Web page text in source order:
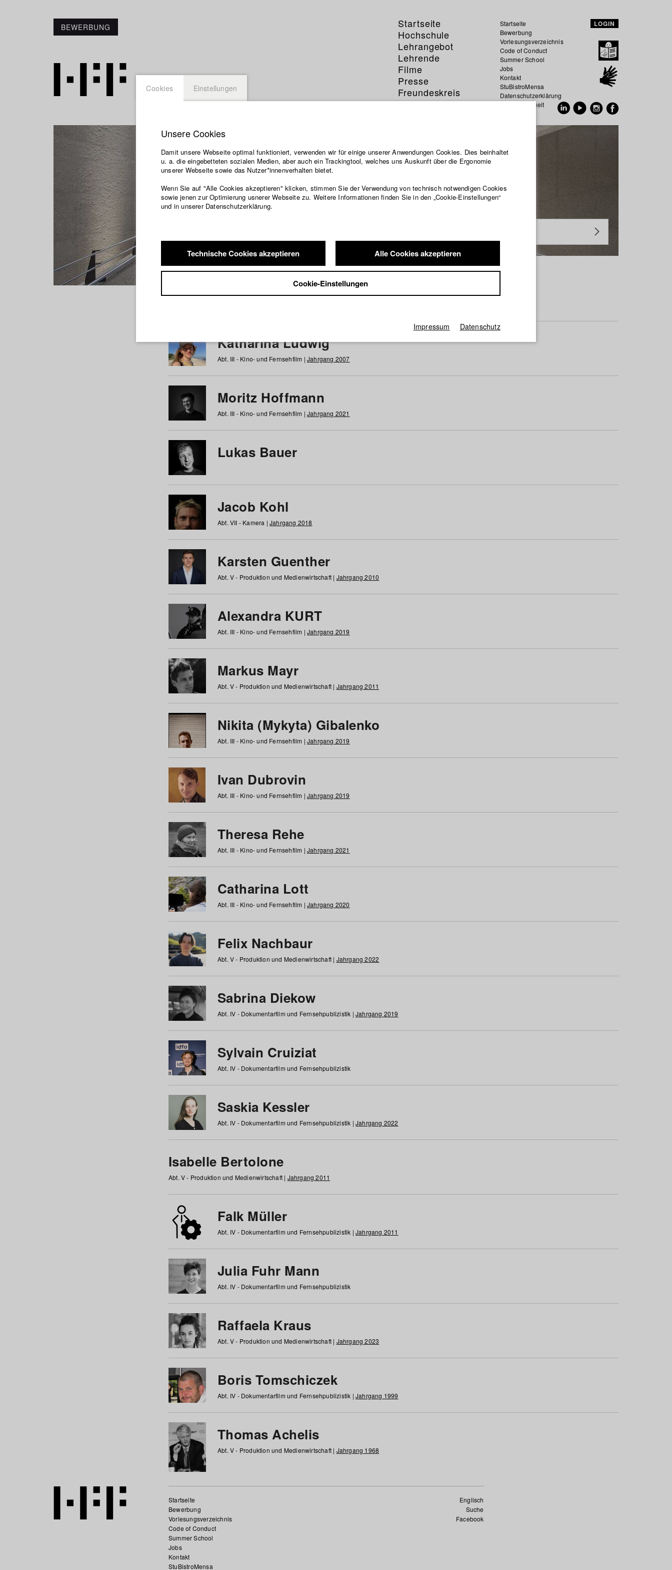
BEWERBUNG
Startseite
Hochschule
Lehrangebot
Lehrende
Filme
Presse
Freundeskreis
Service
Startseite
Bewerbung
Vorlesungsverzeichnis
Code of Conduct
Summer School
Jobs
Kontakt
StuBistroMensa
Datenschutzerklärung
Datensicherheit
LOGIN
Studierende / Alumni
a b c d e f g h i j k l m n o p q r s t u v w x y z Alle
Katharina Ludwig
Abt. III - Kino- und Fernsehfilm | Jahrgang 2007
Moritz Hoffmann
Abt. III - Kino- und Fernsehfilm | Jahrgang 2021
Lukas Bauer
Jacob Kohl
Abt. VII - Kamera | Jahrgang 2018
Karsten Guenther
Abt. V - Produktion und Medienwirtschaft | Jahrgang 2010
Alexandra KURT
Abt. III - Kino- und Fernsehfilm | Jahrgang 2019
Markus Mayr
Abt. V - Produktion und Medienwirtschaft | Jahrgang 2011
Nikita (Mykyta) Gibalenko
Abt. III - Kino- und Fernsehfilm | Jahrgang 2019
Ivan Dubrovin
Abt. III - Kino- und Fernsehfilm | Jahrgang 2019
Theresa Rehe
Abt. III - Kino- und Fernsehfilm | Jahrgang 2021
Catharina Lott
Abt. III - Kino- und Fernsehfilm | Jahrgang 2020
Felix Nachbaur
Abt. V - Produktion und Medienwirtschaft | Jahrgang 2022
Sabrina Diekow
Abt. IV - Dokumentarfilm und Fernsehpublizistik | Jahrgang 2019
Sylvain Cruiziat
Abt. IV - Dokumentarfilm und Fernsehpublizistik
Saskia Kessler
Abt. IV - Dokumentarfilm und Fernsehpublizistik | Jahrgang 2022
Isabelle Bertolone
Abt. V - Produktion und Medienwirtschaft | Jahrgang 2011
Falk Müller
Abt. IV - Dokumentarfilm und Fernsehpublizistik | Jahrgang 2011
Julia Fuhr Mann
Abt. IV - Dokumentarfilm und Fernsehpublizistik
Raffaela Kraus
Abt. V - Produktion und Medienwirtschaft | Jahrgang 2023
Boris Tomschiczek
Abt. IV - Dokumentarfilm und Fernsehpublizistik | Jahrgang 1999
Thomas Achelis
Abt. V - Produktion und Medienwirtschaft | Jahrgang 1968
Englisch
Suche
Facebook
Startseite
Bewerbung
Vorlesungsverzeichnis
Code of Conduct
Summer School
Jobs
Kontakt
StuBistroMensa
Cookies Einstellungen
Unsere Cookies
Damit unsere Webseite optimal funktioniert, verwenden wir für einige unserer Anwendungen Cookies. Dies beinhaltet
u. a. die eingebetteten sozialen Medien, aber auch ein Trackingtool, welches uns Auskunft über die Ergonomie
unserer Webseite sowie das Nutzer*innenverhalten bietet.
Wenn Sie auf "Alle Cookies akzeptieren" klicken, stimmen Sie der Verwendung von technisch notwendigen Cookies
sowie jenen zur Optimierung usnerer Webseite zu. Weitere Informationen finden Sie in den „Cookie-Einstellungen“
und in unserer Datenschutzerklärung.
Technische Cookies akzeptieren Alle Cookies akzeptieren
Cookie-Einstellungen
Impressum Datenschutz